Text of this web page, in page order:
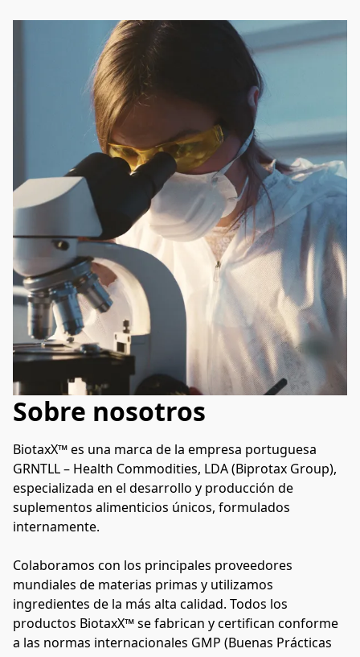
Sobre nosotros
BiotaxX™ es una marca de la empresa portuguesa
GRNTLL – Health Commodities, LDA (Biprotax Group),
especializada en el desarrollo y producción de
suplementos alimenticios únicos, formulados
internamente.
Colaboramos con los principales proveedores
mundiales de materias primas y utilizamos
ingredientes de la más alta calidad. Todos los
productos BiotaxX™ se fabrican y certifican conforme
a las normas internacionales GMP (Buenas Prácticas